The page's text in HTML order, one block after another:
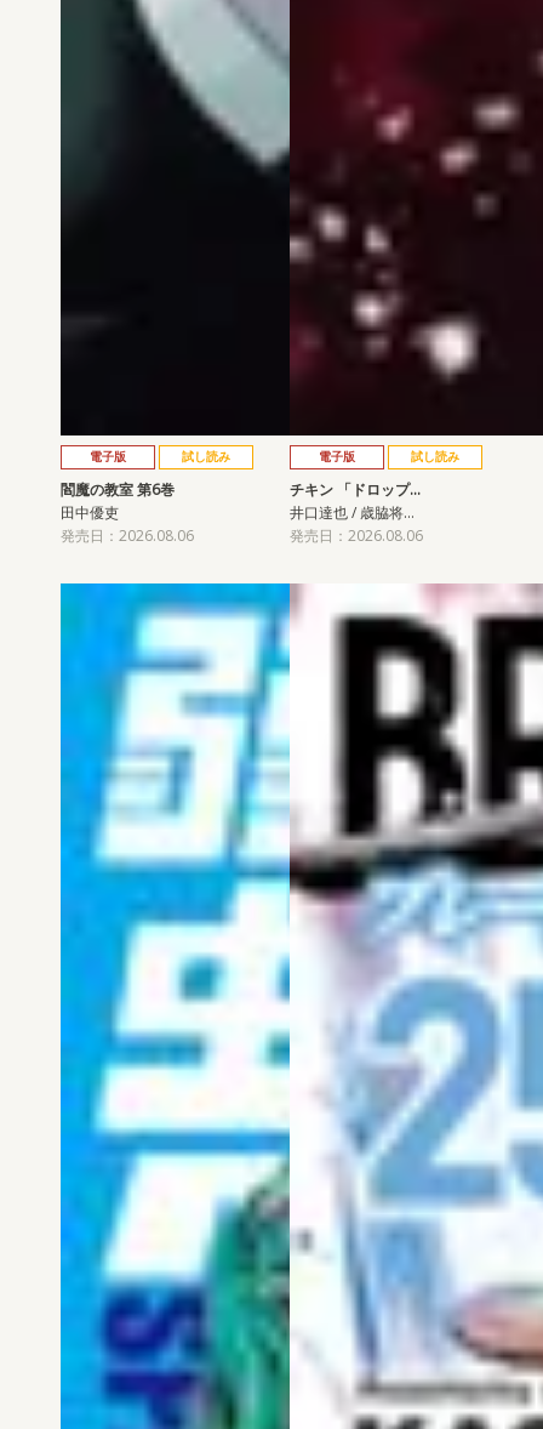
電子版 試し読み
閻魔の教室 第6巻
田中優吏
発売日：2026.08.06
電子版 試し読み
チキン 「ドロップ…
井口達也 / 歳脇将…
発売日：2026.08.06